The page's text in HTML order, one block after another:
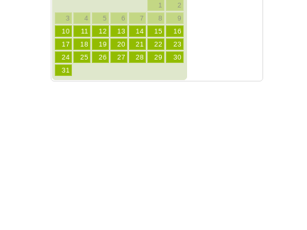
1
2
3
4 5 6 7 8
9
10
11 12 13 14 15
16
17
18 19 20 21 22
23
24
25 26 27 28 29
30
31